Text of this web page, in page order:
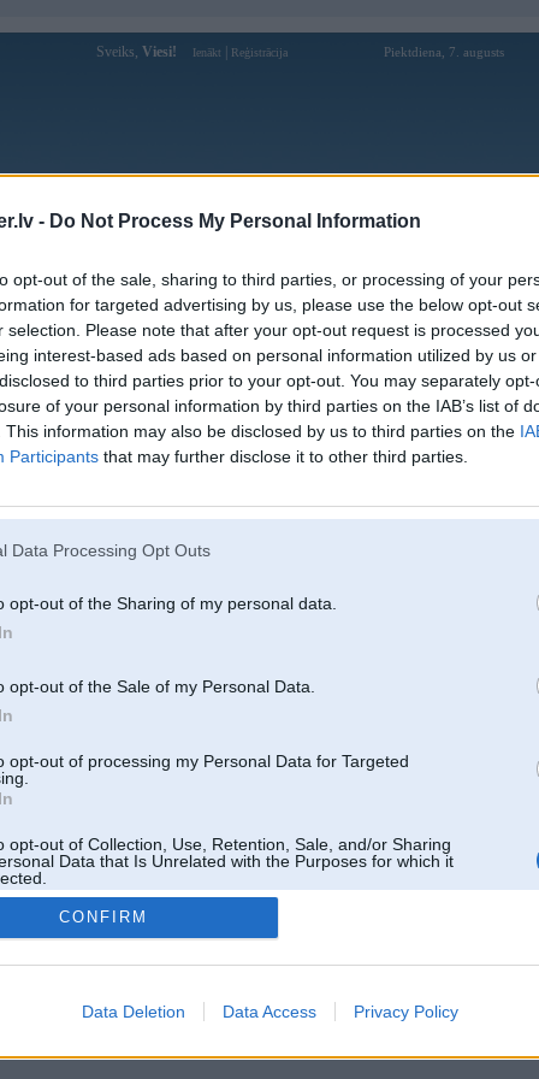
- Do Not Process My Personal Information
opt-out of the sale, sharing to third parties, or processing of your
for targeted advertising by us, please use the below opt-out
selection. Please note that after your opt-out request is processed
interest-based ads based on personal information utilized by us
to third parties prior to your opt-out. You may separately
of your personal information by third parties on the IAB’s list of
This information may also be disclosed by us to third parties on the
Participants that may further disclose it to other third parties.
Data Processing Opt Outs
opt-out of the Sharing of my personal data.
opt-out of the Sale of my Personal Data.
opt-out of processing my Personal Data for Targeted
opt-out of Collection, Use, Retention, Sale, and/or Sharing
Data that Is Unrelated with the Purposes for which it
CONFIRM
Data Deletion Data Access Privacy Policy
Sveiks, Viesi! Ienākt Reģistrācija Piektdiena, 7. augusts
Forums Galerijas Reģistrācija Lietotāji
Lietotāja warchief profils
Pēdējo reizi manīts: 10. Oct 2023, 12:21
Lietotājvārds:
warchief
Pilsēta:
Rīga
Braucu ar:
Eiropas gada auto
Ziņojumi forumā:
208
un nav saistīts ar